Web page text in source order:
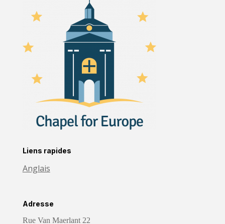
Liens rapides
Anglais
Adresse
Rue Van Maerlant 22